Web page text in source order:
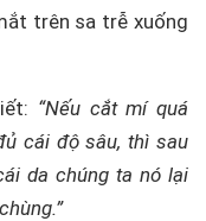
trên sa trễ xuống
“Nếu cắt mí quá
cái độ sâu, thì sau
da chúng ta nó lại